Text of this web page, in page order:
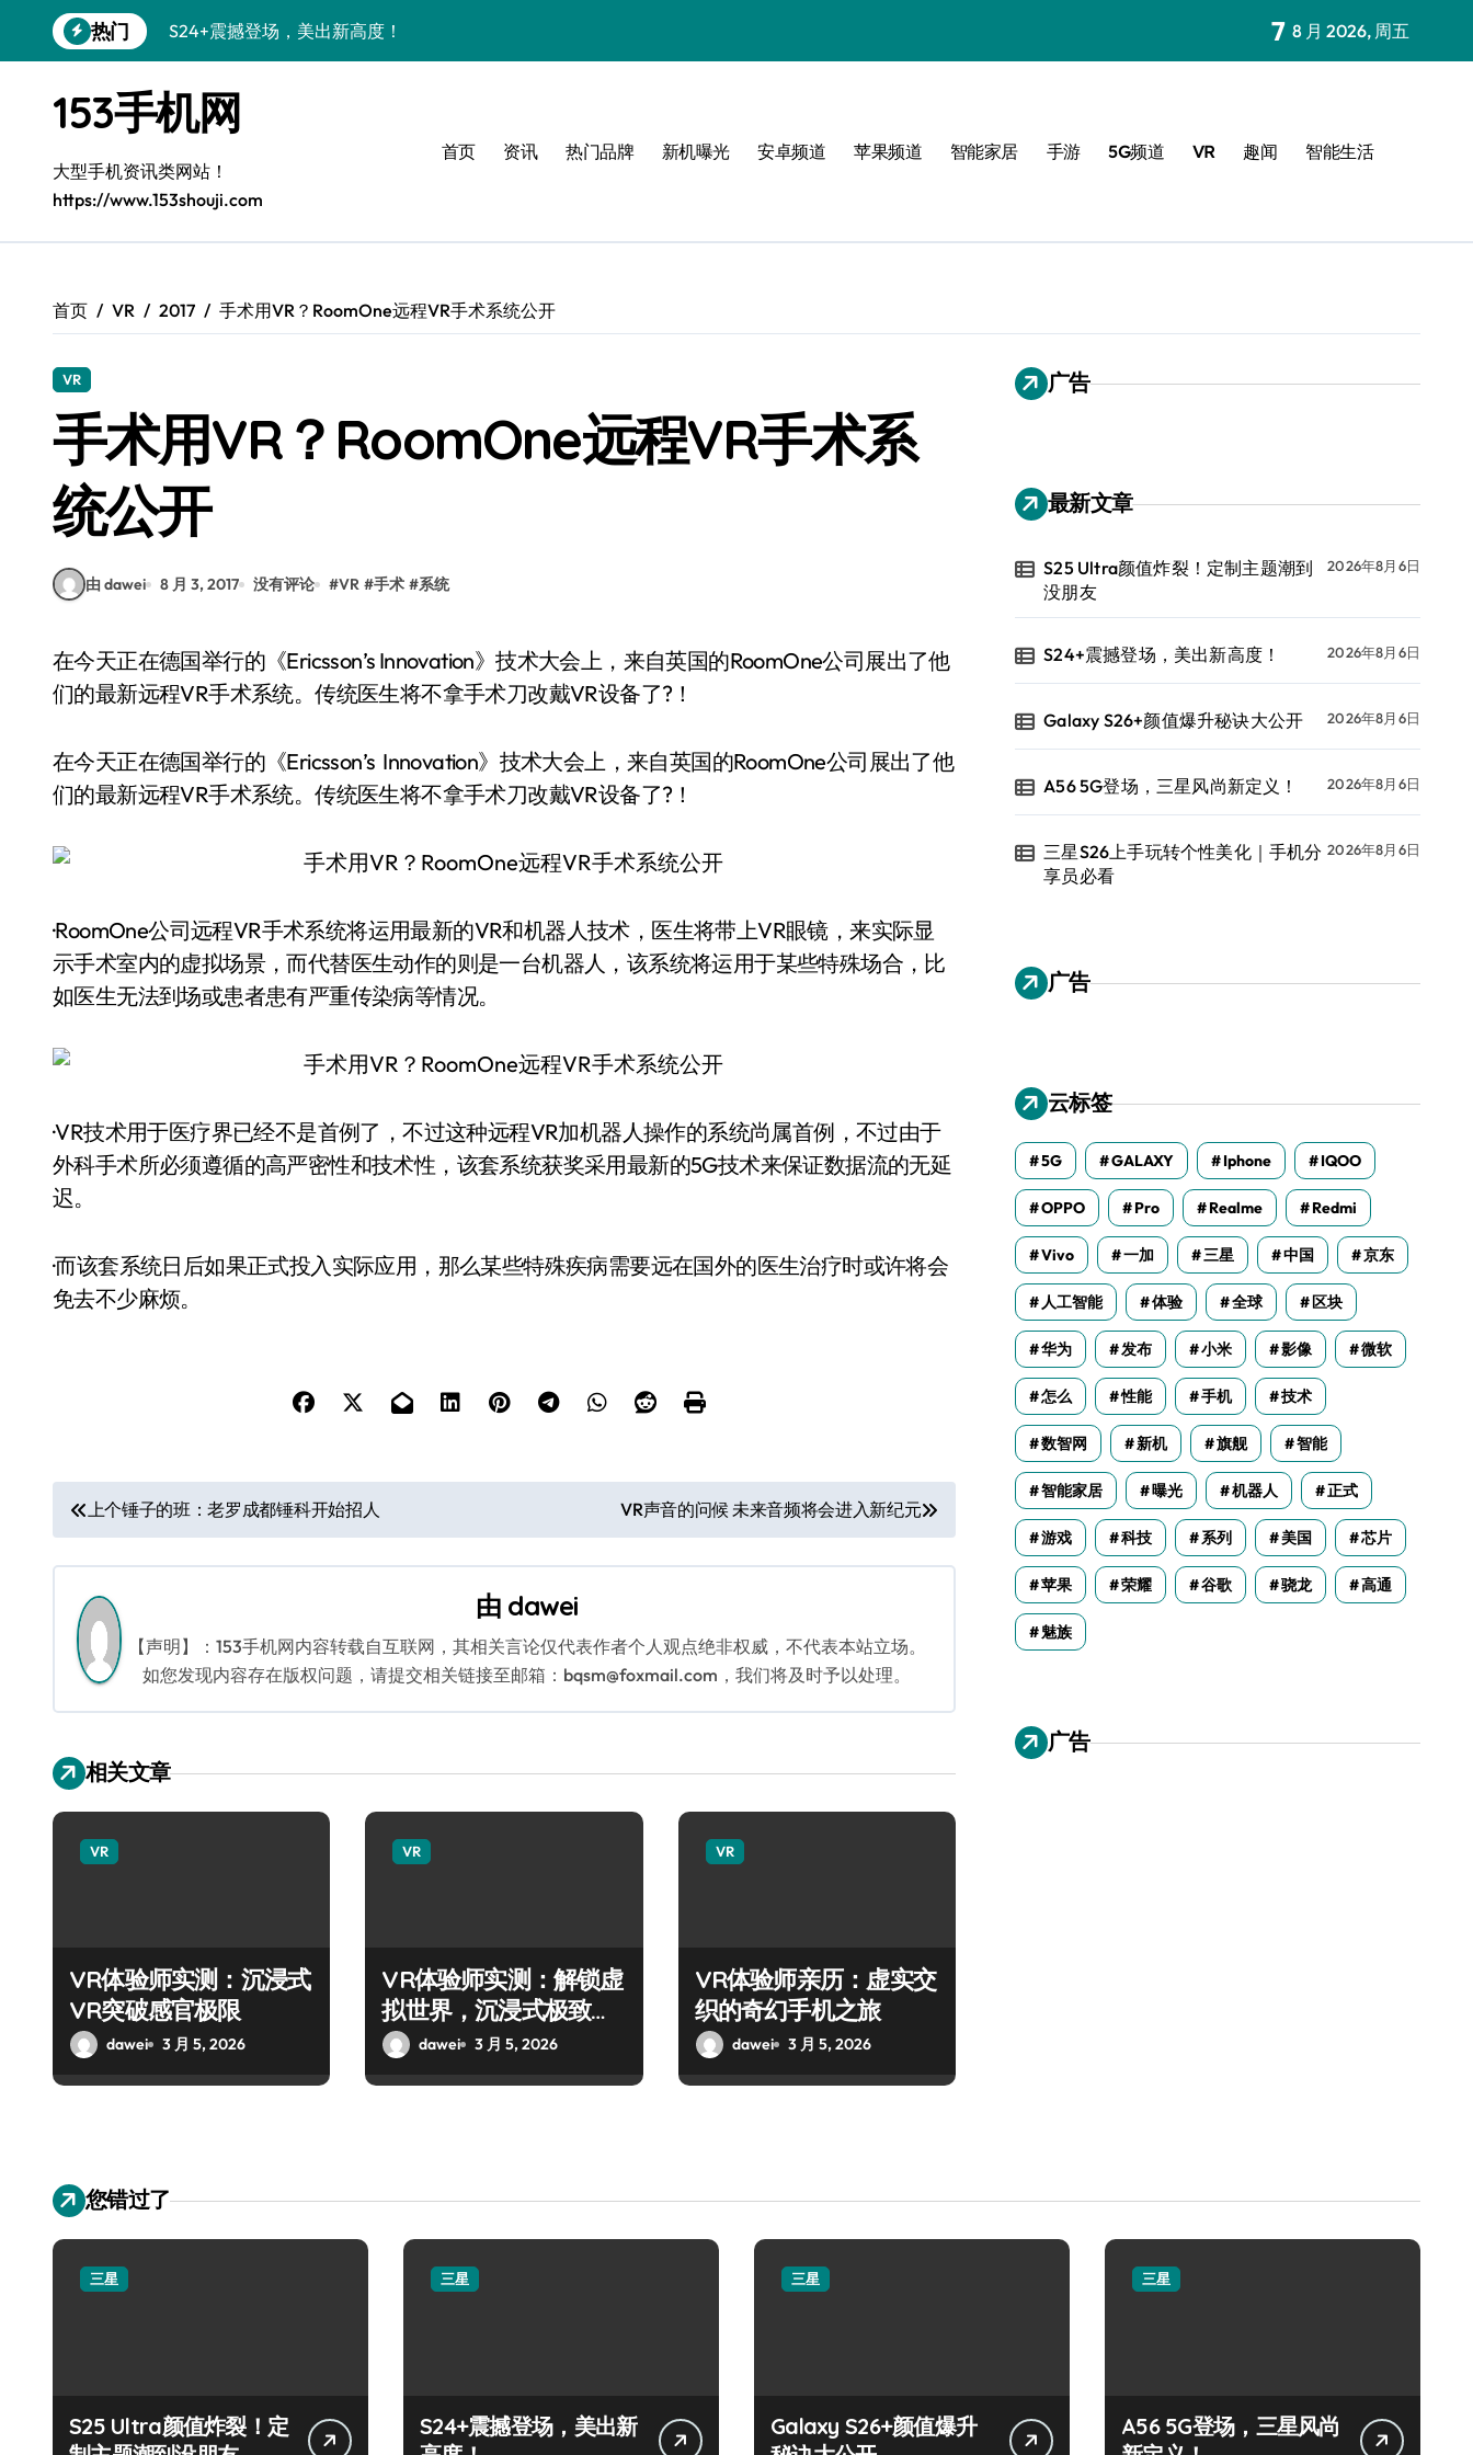
到
热门
S24+震撼登场，美出新高度！
A56 5G登场，三星风尚新定义！
三星S26上手玩转个性美化｜手机分享员必看
S25美化秘籍：个性潮玩，炫酷加倍！
C55 5G焕新秘籍：定制潮流无限畅玩
Galaxy Z Flip6：折叠时尚，一瞬惊艳
S25 Ultra颜值炸裂！定制主题潮到没朋友
7 8 月 2026, 周五
153手机网
大型手机资讯类网站！
https://www.153shouji.com
首页 资讯 热门品牌 新机曝光 安卓频道 苹果频道 智能家居 手游 5G频道 VR 趣闻 智能生活
首页 VR 2017 手术用VR？RoomOne远程VR手术系统公开
VR
手术用VR？RoomOne远程VR手术系
统公开
由 dawei 8 月 3, 2017 没有评论 #VR #手术 #系统
在今天正在德国举行的《Ericsson’s Innovation》技术大会上，来自英国的RoomOne公司展出了他
们的最新远程VR手术系统。传统医生将不拿手术刀改戴VR设备了?！
在今天正在德国举行的《Ericsson’s Innovation》技术大会上，来自英国的RoomOne公司展出了他
们的最新远程VR手术系统。传统医生将不拿手术刀改戴VR设备了?！
·RoomOne公司远程VR手术系统将运用最新的VR和机器人技术，医生将带上VR眼镜，来实际显
示手术室内的虚拟场景，而代替医生动作的则是一台机器人，该系统将运用于某些特殊场合，比
如医生无法到场或患者患有严重传染病等情况。
·VR技术用于医疗界已经不是首例了，不过这种远程VR加机器人操作的系统尚属首例，不过由于
外科手术所必须遵循的高严密性和技术性，该套系统获奖采用最新的5G技术来保证数据流的无延
迟。
·而该套系统日后如果正式投入实际应用，那么某些特殊疾病需要远在国外的医生治疗时或许将会
免去不少麻烦。
文
章
导
航
上个锤子的班：老罗成都锤科开始招人 VR声音的问候 未来音频将会进入新纪元
由 dawei
【声明】：153手机网内容转载自互联网，其相关言论仅代表作者个人观点绝非权威，不代表本站立场。
如您发现内容存在版权问题，请提交相关链接至邮箱：bqsm@foxmail.com，我们将及时予以处理。
相关文章
VR
VR体验师实测：沉浸式
VR突破感官极限
dawei 3 月 5, 2026
VR
VR体验师实测：解锁虚
拟世界，沉浸式极致之
旅！dawei 3 月 5, 2026
VR
VR体验师亲历：虚实交
织的奇幻手机之旅
dawei 3 月 5, 2026
广告
最新文章
S25 Ultra颜值炸裂！定制主题潮到
没朋友
2026年8月6日
S24+震撼登场，美出新高度！ 2026年8月6日
Galaxy S26+颜值爆升秘诀大公开 2026年8月6日
A56 5G登场，三星风尚新定义！ 2026年8月6日
三星S26上手玩转个性美化｜手机分
享员必看
2026年8月6日
广告
云标签
5G GALAXY Iphone IQOO
OPPO Pro Realme Redmi
Vivo 一加 三星 中国 京东
人工智能 体验 全球 区块
华为 发布 小米 影像 微软
怎么 性能 手机 技术
数智网 新机 旗舰 智能
智能家居 曝光 机器人 正式
游戏 科技 系列 美国 芯片
苹果 荣耀 谷歌 骁龙 高通
魅族
广告
您错过了
三星
S25 Ultra颜值炸裂！定
三星
S24+震撼登场，美出新
三星
Galaxy S26+颜值爆升
三星
A56 5G登场，三星风尚